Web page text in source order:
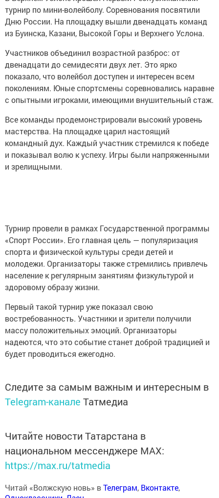
турнир по мини-волейболу. Соревнования посвятили
Дню России. На площадку вышли двенадцать команд
из Буинска, Казани, Высокой Горы и Верхнего Услона.
Участников объединил возрастной разброс: от
двенадцати до семидесяти двух лет. Это ярко
показало, что волейбол доступен и интересен всем
поколениям. Юные спортсмены соревновались наравне
с опытными игроками, имеющими внушительный стаж.
Все команды продемонстрировали высокий уровень
мастерства. На площадке царил настоящий
командный дух. Каждый участник стремился к победе
и показывал волю к успеху. Игры были напряженными
и зрелищными.
Турнир провели в рамках Государственной программы
«Спорт России». Его главная цель — популяризация
спорта и физической культуры среди детей и
молодежи. Организаторы также стремились привлечь
население к регулярным занятиям физкультурой и
здоровому образу жизни.
Первый такой турнир уже показал свою
востребованность. Участники и зрители получили
массу положительных эмоций. Организаторы
надеются, что это событие станет доброй традицией и
будет проводиться ежегодно.
Следите за самым важным и интересным в
Telegram-канале Татмедиа
Читайте новости Татарстана в
национальном мессенджере MАХ:
https://max.ru/tatmedia
Читай «Волжскую новь» вТелеграм, Вконтакте,